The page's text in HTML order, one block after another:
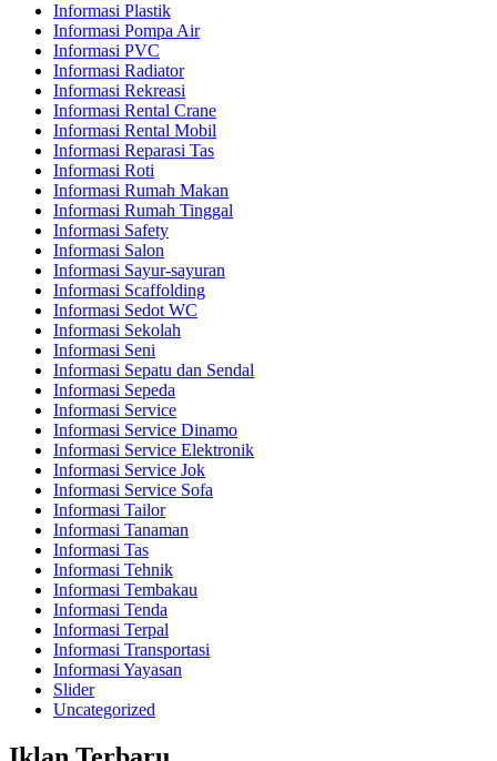
Informasi Plastik
Informasi Pompa Air
Informasi PVC
Informasi Radiator
Informasi Rekreasi
Informasi Rental Crane
Informasi Rental Mobil
Informasi Reparasi Tas
Informasi Roti
Informasi Rumah Makan
Informasi Rumah Tinggal
Informasi Safety
Informasi Salon
Informasi Sayur-sayuran
Informasi Scaffolding
Informasi Sedot WC
Informasi Sekolah
Informasi Seni
Informasi Sepatu dan Sendal
Informasi Sepeda
Informasi Service
Informasi Service Dinamo
Informasi Service Elektronik
Informasi Service Jok
Informasi Service Sofa
Informasi Tailor
Informasi Tanaman
Informasi Tas
Informasi Tehnik
Informasi Tembakau
Informasi Tenda
Informasi Terpal
Informasi Transportasi
Informasi Yayasan
Slider
Uncategorized